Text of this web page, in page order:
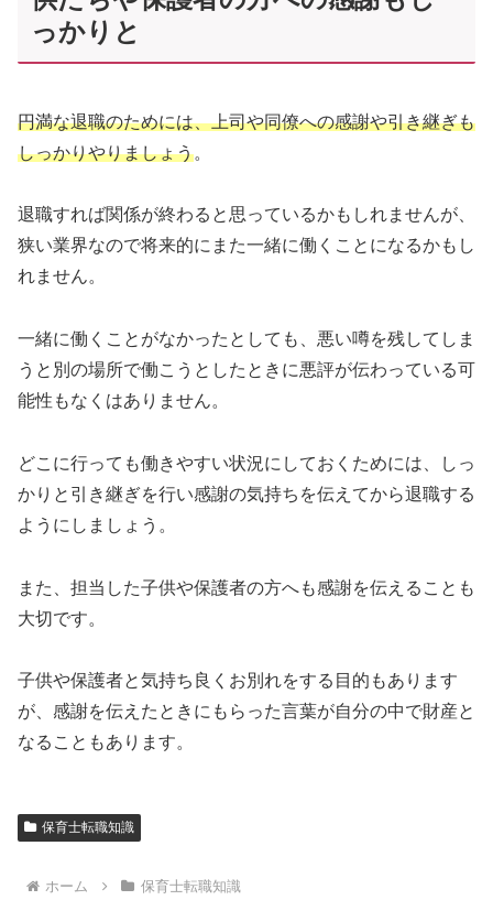
っかりと
円満な退職のためには、上司や同僚への感謝や引き継ぎも
しっかりやりましょう。
退職すれば関係が終わると思っているかもしれませんが、
狭い業界なので将来的にまた一緒に働くことになるかもし
れません。
一緒に働くことがなかったとしても、悪い噂を残してしま
うと別の場所で働こうとしたときに悪評が伝わっている可
能性もなくはありません。
どこに行っても働きやすい状況にしておくためには、しっ
かりと引き継ぎを行い感謝の気持ちを伝えてから退職する
ようにしましょう。
また、担当した子供や保護者の方へも感謝を伝えることも
大切です。
子供や保護者と気持ち良くお別れをする目的もあります
が、感謝を伝えたときにもらった言葉が自分の中で財産と
なることもあります。
保育士転職知識
ホーム 保育士転職知識